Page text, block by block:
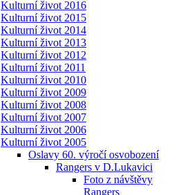
Kulturní život 2016
Kulturní život 2015
Kulturní život 2014
Kulturní život 2013
Kulturní život 2012
Kulturní život 2011
Kulturní život 2010
Kulturní život 2009
Kulturní život 2008
Kulturní život 2007
Kulturní život 2006
Kulturní život 2005
Oslavy 60. výročí osvobození
Rangers v D.Lukavici
Foto z návštěvy
Rangers